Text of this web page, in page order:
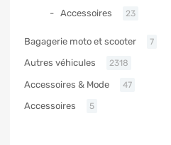
Accessoires 23
Bagagerie moto et scooter 7
Autres véhicules 2318
Accessoires & Mode 47
Accessoires 5